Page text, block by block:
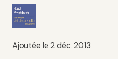
Ajoutée le 2 déc. 2013